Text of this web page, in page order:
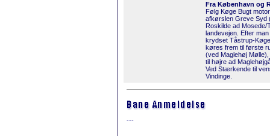
Fra København og
Følg Køge Bugt
afkørslen Greve Syd
Roskilde ad Mosede/
landevejen. Efter
krydset Tåstrup-
køres frem til første
(ved Maglehøj
til højre ad
Ved Stærkende til
Vindinge.
---